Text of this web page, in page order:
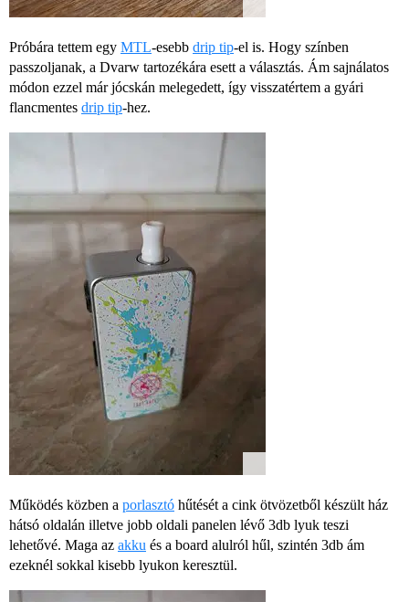
Próbára tettem egy MTL-esebb drip tip-el is. Hogy színben
passzoljanak, a Dvarw tartozékára esett a választás. Ám sajnálatos
módon ezzel már jócskán melegedett, így visszatértem a gyári
flancmentes drip tip-hez.
Működés közben a porlasztó hűtését a cink ötvözetből készült ház
hátsó oldalán illetve jobb oldali panelen lévő 3db lyuk teszi
lehetővé. Maga az akku és a board alulról hűl, szintén 3db ám
ezeknél sokkal kisebb lyukon keresztül.